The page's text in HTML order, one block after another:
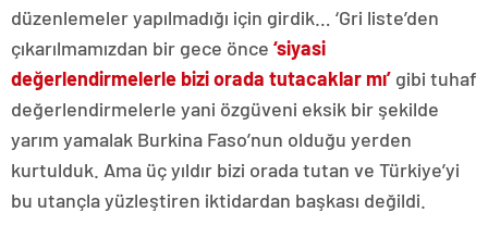
düzenlemeler yapılmadığı için girdik… ‘Gri liste’den
çıkarılmamızdan bir gece önce ‘siyasi
değerlendirmelerle bizi orada tutacaklar mı’ gibi tuhaf
değerlendirmelerle yani özgüveni eksik bir şekilde
yarım yamalak Burkina Faso’nun olduğu yerden
kurtulduk. Ama üç yıldır bizi orada tutan ve Türkiye’yi
bu utançla yüzleştiren iktidardan başkası değildi.